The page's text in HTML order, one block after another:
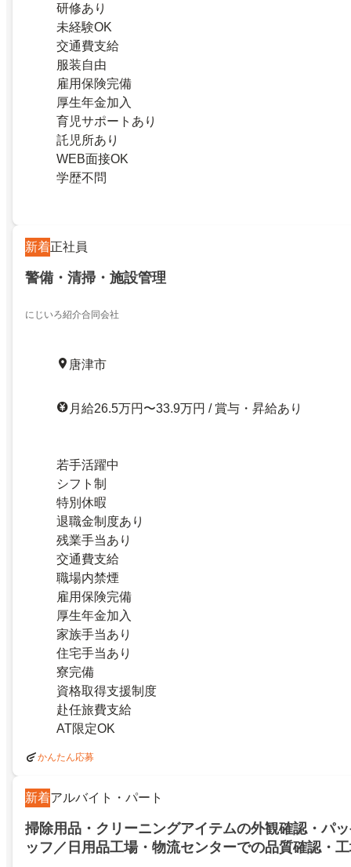
研修あり
未経験OK
交通費支給
服装自由
雇用保険完備
厚生年金加入
育児サポートあり
託児所あり
WEB面接OK
学歴不問
新着正社員
警備・清掃・施設管理
にじいろ紹介合同会社
唐津市
月給26.5万円〜33.9万円 / 賞与・昇給あり
若手活躍中
シフト制
特別休暇
退職金制度あり
残業手当あり
交通費支給
職場内禁煙
雇用保険完備
厚生年金加入
家族手当あり
住宅手当あり
寮完備
資格取得支援制度
赴任旅費支給
AT限定OK
かんたん応募
新着アルバイト・パート
掃除用品・クリーニングアイテムの外観確認・パ
ッフ／日用品工場・物流センターでの品質確認・